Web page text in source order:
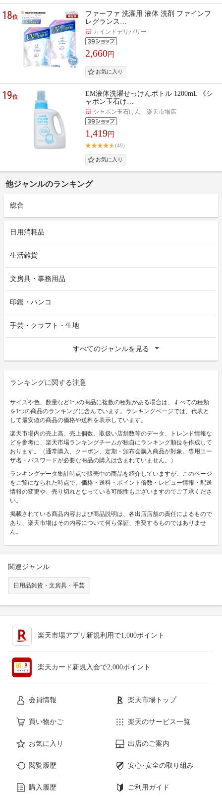
18位
ファーファ 洗濯用 液体 洗剤 ファインフ
レグランス…
カインドデリバリー
2,660円
19位
EM液体洗濯せっけんボトル 1200mL 《シ
ャボン玉石け…
シャボン玉石けん 楽天市場店
1,419円
(49)
他ジャンルのランキング
総合
日用消耗品
生活雑貨
文房具・事務用品
印鑑・ハンコ
手芸・クラフト・生地
すべてのジャンルを見る
ランキングに関する注意
サイズや色、数量など1つの商品に複数の種類がある場合は、すべての種類
を1つの商品のランキングに含んでいます。ランキングページでは、代表と
して最安値の商品の価格や送料を表示しています。
楽天市場内の売上高、売上個数、取扱い店舗数等のデータ、トレンド情報な
どを参考に、楽天市場ランキングチームが独自にランキング順位を作成して
おります。（通常購入、クーポン、定期・頒布会購入商品が対象。専用ユー
ザ名・パスワードが必要な商品の購入は含まれていません。）
ランキングデータ集計時点で販売中の商品を紹介していますが、このページ
をご覧になられた時点で、価格・送料・ポイント倍数・レビュー情報・配送
情報の変更や、売り切れとなっている可能性もございますのでご了承くださ
い。
掲載されている商品内容および商品説明は、各出店店舗の責任によるもので
あり、楽天市場はその内容について何ら保証、推奨するものではありませ
ん。
関連ジャンル
日用品雑貨・文房具・手芸
楽天市場アプリ新規利用で1,000ポイント
楽天カード新規入会で2,000ポイント
会員情報 楽天市場トップ
買い物かご 楽天のサービス一覧
お気に入り 出店のご案内
閲覧履歴 安心･安全の取り組み
購入履歴 ご利用ガイド